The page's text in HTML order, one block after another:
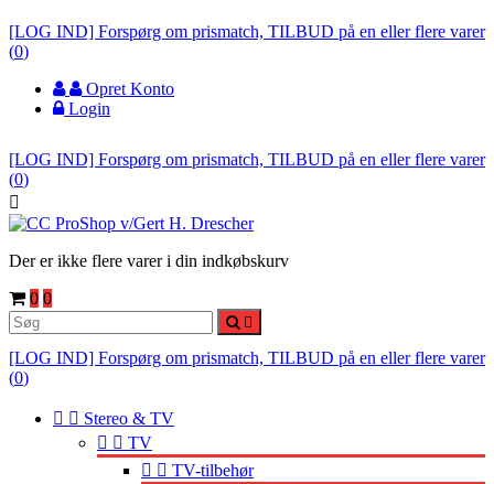
[LOG IND] Forspørg om prismatch, TILBUD på en eller flere varer
(0)
Opret Konto
Login
[LOG IND] Forspørg om prismatch, TILBUD på en eller flere varer
(0)

Der er ikke flere varer i din indkøbskurv
0 0

[LOG IND] Forspørg om prismatch, TILBUD på en eller flere varer
(0)
  Stereo & TV
  TV
  TV-tilbehør